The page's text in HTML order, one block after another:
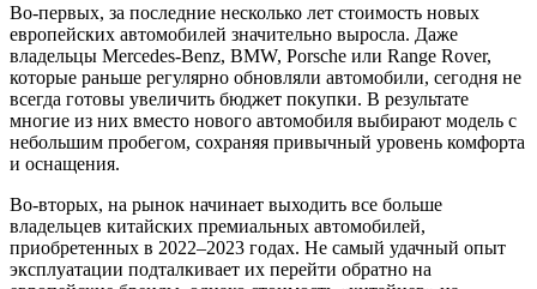
Во-первых, за последние несколько лет стоимость новых
европейских автомобилей значительно выросла. Даже
владельцы Mercedes-Benz, BMW, Porsche или Range Rover,
которые раньше регулярно обновляли автомобили, сегодня не
всегда готовы увеличить бюджет покупки. В результате
многие из них вместо нового автомобиля выбирают модель с
небольшим пробегом, сохраняя привычный уровень комфорта
и оснащения.
Во-вторых, на рынок начинает выходить все больше
владельцев китайских премиальных автомобилей,
приобретенных в 2022–2023 годах. Не самый удачный опыт
эксплуатации подталкивает их перейти обратно на